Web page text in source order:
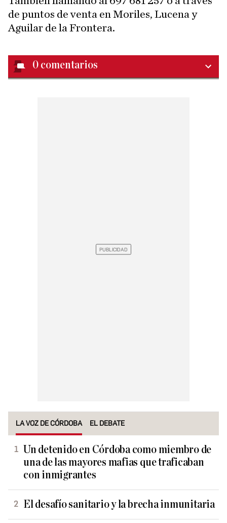
de puntos de venta en Moriles, Lucena y
Aguilar de la Frontera.
0 comentarios
LA VOZ DE CÓRDOBA EL DEBATE
Un detenido en Córdoba como miembro de
una de las mayores mafias que traficaban
con inmigrantes
El desafío sanitario y la brecha inmunitaria